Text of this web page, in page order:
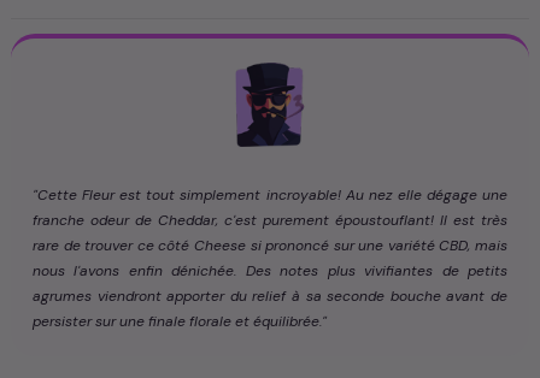
"Cette Fleur est tout simplement incroyable! Au nez elle dégage une
franche odeur de Cheddar, c'est purement époustouflant! Il est très
rare de trouver ce côté Cheese si prononcé sur une variété CBD, mais
nous l'avons enfin dénichée. Des notes plus vivifiantes de petits
agrumes viendront apporter du relief à sa seconde bouche avant de
persister sur une finale florale et équilibrée."